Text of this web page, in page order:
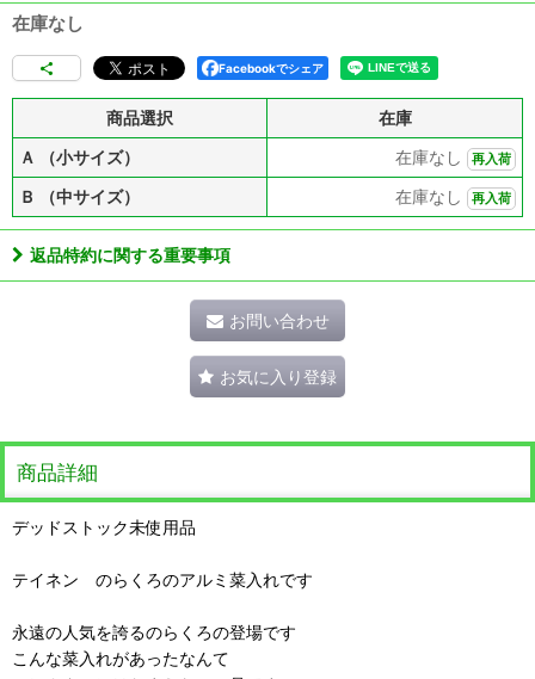
在庫なし
Facebookでシェア
商品選択
在庫
Ａ （小サイズ）
在庫なし 再入荷
Ｂ （中サイズ） 在庫なし 再入荷
返品特約に関する重要事項
お問い合わせ
お気に入り登録
商品詳細
デッドストック未使用品
テイネン のらくろのアルミ菜入れです
永遠の人気を誇るのらくろの登場です
こんな菜入れがあったなんて